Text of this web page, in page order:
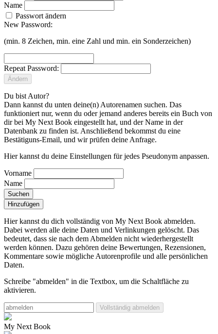
Name
Passwort ändern
New Password:
(min. 8 Zeichen, min. eine Zahl und min. ein Sonderzeichen)
Repeat Password:
Ändern
Du bist Autor?
Dann kannst du unten deine(n) Autorenamen suchen. Das
funktioniert nur, wenn du oder jemand anderes bereits ein Buch von
dir bei My Next Book eingestellt hat, und der Name in der
Datenbank zu finden ist. Anschließend bekommst du eine
Bestätiguns-Email, und wir prüfen deine Anfrage.
Hier kannst du deine Einstellungen für jedes Pseudonym anpassen.
Vorname
Name
Suchen
Hinzufügen
Hier kannst du dich vollständig von My Next Book abmelden.
Dabei werden alle deine Daten und Verlinkungen gelöscht. Das
bedeutet, dass sie nach dem Abmelden nicht wiederhergestellt
werden können. Dazu gehören deine Bewertungen, Rezensionen,
Kommentare sowie mögliche Autorenprofile und alle persönlichen
Daten.
Schreibe "abmelden" in die Textbox, um die Schaltfläche zu
aktivieren.
Vollständig abmelden
My Next Book